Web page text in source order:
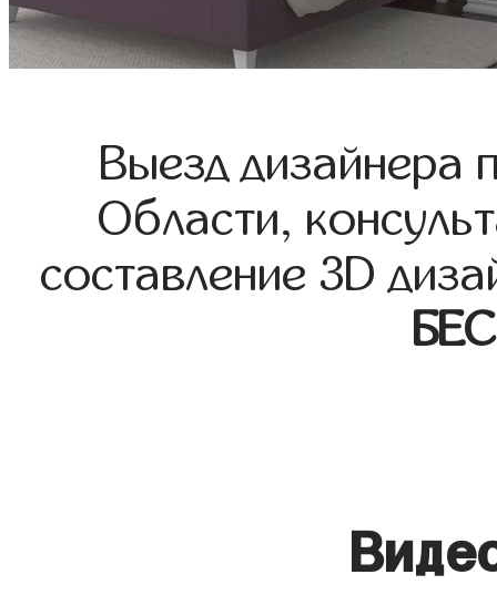
Выезд дизайнера
Области,
составление 3D